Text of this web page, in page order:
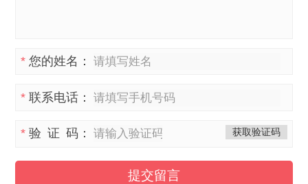
* 您的姓名：
* 联系电话：
* 验 证 码： 获取验证码
提交留言